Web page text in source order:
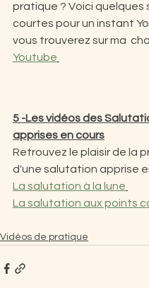
pratique ? Voici quelques
courtes pour un instant
vous trouverez sur ma
Youtube
5 -Les vidéos des
apprises en cours
Retrouvez le plaisir de la
d'une salutation apprise
La salutation à la lune
La salutation aux points
Vidéos de pratique